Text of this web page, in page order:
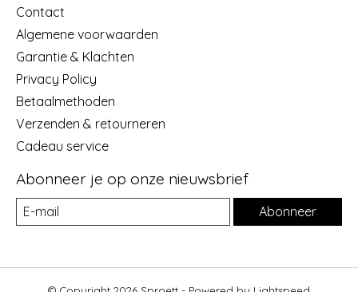
Contact
Algemene voorwaarden
Garantie & Klachten
Privacy Policy
Betaalmethoden
Verzenden & retourneren
Cadeau service
Abonneer je op onze nieuwsbrief
Abonneer